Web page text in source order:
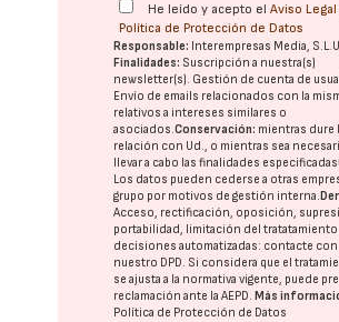
He leído y acepto elAviso Legal
Política de Protección de Datos
Responsable: Interempresas Media,
Finalidades: Suscripción a nuestra(s)
newsletter(s). Gestión de cuenta de
Envío de emails relacionados con la
relativos a intereses similares o
asociados.Conservación: mientras dure
relación con Ud., o mientras sea
llevar a cabo las finalidades especificadas
Los datos pueden cederse a otras
grupo por motivos de gestión interna.
Acceso, rectificación, oposición,
portabilidad, limitación del tratatamiento
decisiones automatizadas: contacte con
nuestro DPD. Si considera que el
se ajusta a la normativa vigente, puede
reclamación ante laAEPD. Más
Política de Protección de Datos